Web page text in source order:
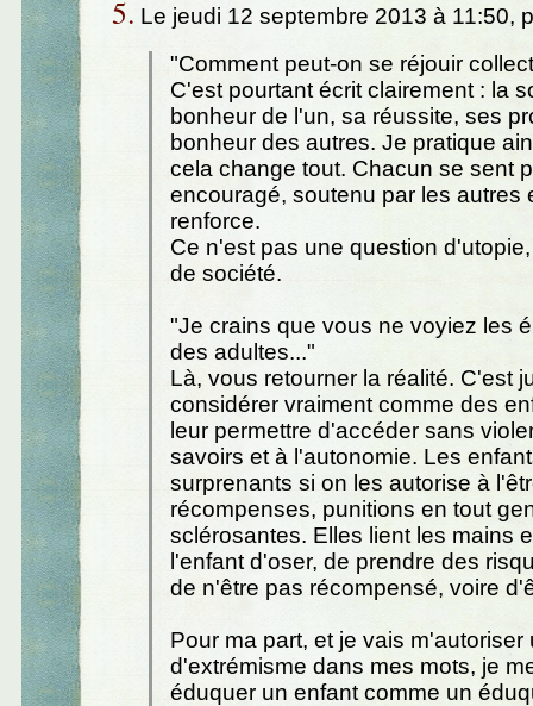
5. Le jeudi 12 septembre 2013 à 11:50,
"Comment peut-on se réjouir
C'est pourtant écrit clairement : la
bonheur de l'un, sa réussite, ses
bonheur des autres. Je pratique
cela change tout. Chacun se sent
encouragé, soutenu par les autres
renforce.
Ce n'est pas une question
de société.
"Je crains que vous ne voyiez les
des adultes..."
Là, vous retourner la réalité. C'est
considérer vraiment comme des
leur permettre d'accéder sans
savoirs et à l'autonomie. Les
surprenants si on les autorise à
récompenses, punitions en tout
sclérosantes. Elles lient les mains
l'enfant d'oser, de prendre des
de n'être pas récompensé, voire
Pour ma part, et je vais m'autoriser
d'extrémisme dans mes mots, je
éduquer un enfant comme un